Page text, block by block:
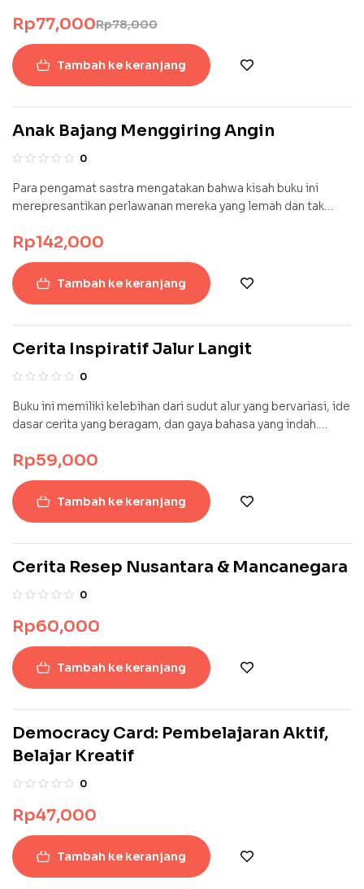
Rp78,000
Rp77,000
Tambah ke keranjang
Anak Bajang Menggiring Angin
0
Para pengamat sastra mengatakan bahwa kisah buku ini
merepresantikan perlawanan mereka yang lemah dan tak
imajinasi simbolik yang sangat kaya disertai penggalian
makna-makna filosofisyang sangat dalam, buku ini mampu
menghidupkan kembali kisah klasik Ramayana dalam bentuj
sebuah karya sastrayang indah namun sangat enak untuk
Rp142,000
Tambah ke keranjang
Cerita Inspiratif Jalur Langit
0
Buku ini memiliki kelebihan dari sudut alur yang bervariasi, ide
dasar cerita yang beragam, dan gaya bahasa yang indah.
dalam menikmati cerita, dan mudah dalam menangkap pesan
moral serta motivasi kehidupan yang dibangun dalam
kerangka menggugah para pembaca, yang semula
semangatnya redup akan bersemangat membara atau
pantas kecuali, bacalah buku inspiratif ini, Anda akan
Rp59,000
Tambah ke keranjang
Cerita Resep Nusantara & Mancanegara
0
Rp60,000
Tambah ke keranjang
Democracy Card: Pembelajaran Aktif,
Belajar Kreatif
0
Rp47,000
Tambah ke keranjang